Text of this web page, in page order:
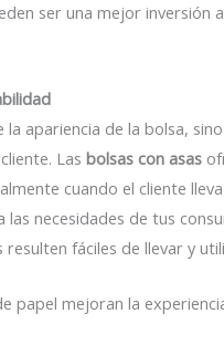
ser una mejor inversión
apariencia de la bolsa,
Lasbolsas con asas
cuando el cliente
las necesidades de tus
resulten fáciles de llevar y
papel mejoran la